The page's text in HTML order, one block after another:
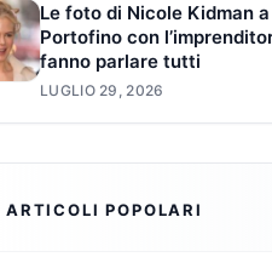
Le foto di Nicole Kidman a
Portofino con
fanno parlare tutti
LUGLIO 29, 2026
ARTICOLI POPOLARI